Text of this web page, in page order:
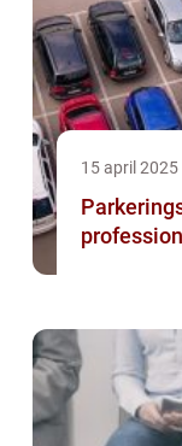
15 april 2025